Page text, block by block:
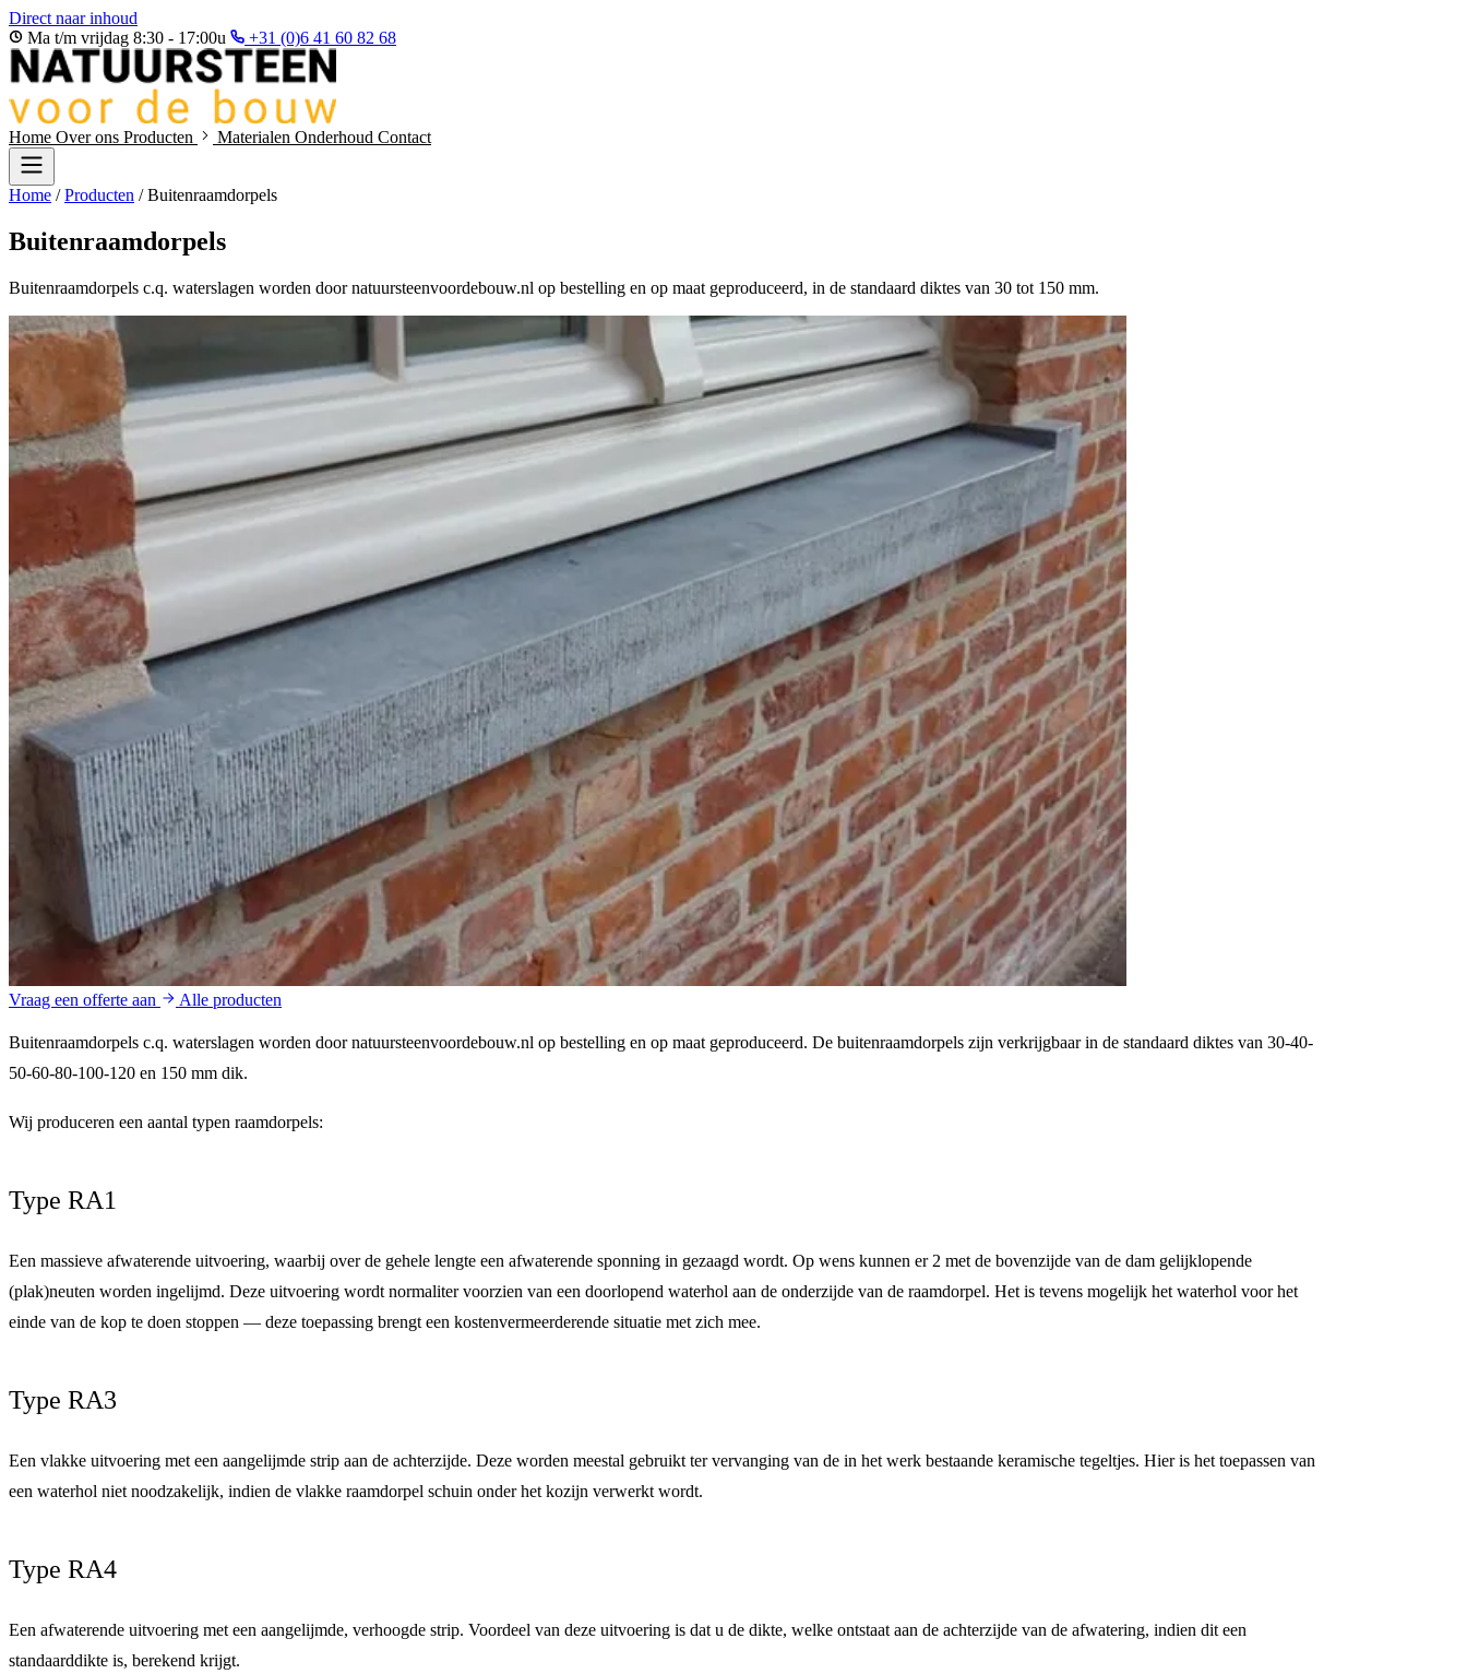
Direct naar inhoud
Ma t/m vrijdag 8:30 - 17:00u
+31 (0)6 41 60 82 68
Home Over ons Producten Materialen Onderhoud Contact
Home / Producten / Buitenraamdorpels
Buitenraamdorpels
Buitenraamdorpels c.q. waterslagen worden door natuursteenvoordebouw.nl op bestelling en op maat geproduceerd, in de standaard diktes van 30 tot 150 mm.
Vraag een offerte aan Alle producten
Buitenraamdorpels c.q. waterslagen worden door natuursteenvoordebouw.nl op bestelling en op maat geproduceerd. De buitenraamdorpels zijn verkrijgbaar in de standaard diktes van 30-40-
50-60-80-100-120 en 150 mm dik.
Wij produceren een aantal typen raamdorpels:
Type RA1
Een massieve afwaterende uitvoering, waarbij over de gehele lengte een afwaterende sponning in gezaagd wordt. Op wens kunnen er 2 met de bovenzijde van de dam gelijklopende
(plak)neuten worden ingelijmd. Deze uitvoering wordt normaliter voorzien van een doorlopend waterhol aan de onderzijde van de raamdorpel. Het is tevens mogelijk het waterhol voor het
einde van de kop te doen stoppen — deze toepassing brengt een kostenvermeerderende situatie met zich mee.
Type RA3
Een vlakke uitvoering met een aangelijmde strip aan de achterzijde. Deze worden meestal gebruikt ter vervanging van de in het werk bestaande keramische tegeltjes. Hier is het toepassen van
een waterhol niet noodzakelijk, indien de vlakke raamdorpel schuin onder het kozijn verwerkt wordt.
Type RA4
Een afwaterende uitvoering met een aangelijmde, verhoogde strip. Voordeel van deze uitvoering is dat u de dikte, welke ontstaat aan de achterzijde van de afwatering, indien dit een
standaarddikte is, berekend krijgt.